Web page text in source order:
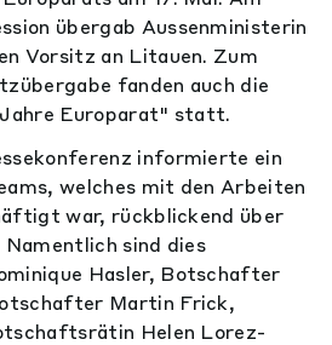
übergab Aussenministerin
Vorsitz an Litauen. Zum
fanden auch die
Europarat" statt.
informierte ein
welches mit den Arbeiten
war, rückblickend über
sind dies
Hasler, Botschafter
Martin Frick,
Helen Lorez-